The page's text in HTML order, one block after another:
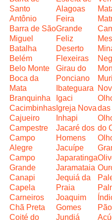
Santo
Antônio
Barra de São
Miguel
Batalha
Belém
Belo Monte
Boca da
Mata
Branquinha
Cacimbinhas
Cajueiro
Campestre
Campo
Alegre
Campo
Grande
Canapi
Capela
Carneiros
Chã Preta
Coité do
Alagoas
Feira
Grande
Feliz
Deserto
Flexeiras
Girau do
Ponciano
Ibateguara
Igaci
Igreja Nova
Inhapi
Jacaré dos
Homens
Jacuípe
Japaratinga
Jaramataia
Jequiá da
Praia
Joaquim
Gomes
Jundiá
das
do